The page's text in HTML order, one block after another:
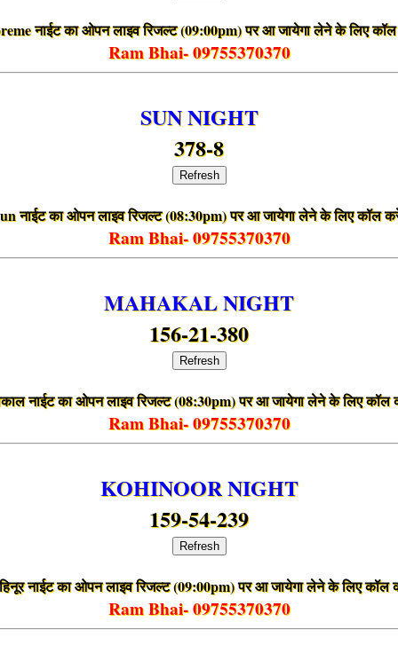
नाईट का ओपन लाइव रिजल्ट (09:00pm) पर आ जायेगा लेने के लिए
Ram Bhai- 09755370370
SUN NIGHT
378-8
Refresh
नाईट का ओपन लाइव रिजल्ट (08:30pm) पर आ जायेगा लेने के लिए कॉल
Ram Bhai- 09755370370
MAHAKAL NIGHT
156-21-380
Refresh
नाईट का ओपन लाइव रिजल्ट (08:30pm) पर आ जायेगा लेने के लिए कॉल
Ram Bhai- 09755370370
KOHINOOR NIGHT
159-54-239
Refresh
नाईट का ओपन लाइव रिजल्ट (09:00pm) पर आ जायेगा लेने के लिए कॉल
Ram Bhai- 09755370370